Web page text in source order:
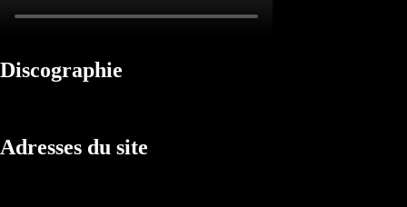
Discographie
Adresses du site